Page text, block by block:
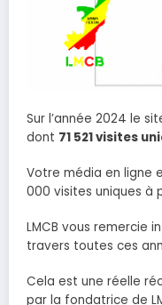
Sur l’année 2024 le
dont 71 521 visites
Votre média en ligne
000 visites uniques à
LMCB vous remercie
travers toutes ces
Cela est une réelle
par la fondatrice de